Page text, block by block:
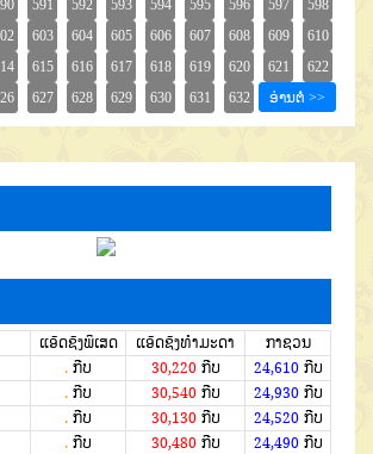
ແອັດຊັງພິເສດ ແອັດຊັງທຳມະດາ
ກາຊວນ
. ກີບ 30,220ກີບ 24,610ກີບ
. ກີບ 30,540ກີບ 24,930ກີບ
. ກີບ 30,130ກີບ 24,520ກີບ
. ກີບ 30,480ກີບ 24,490ກີບ